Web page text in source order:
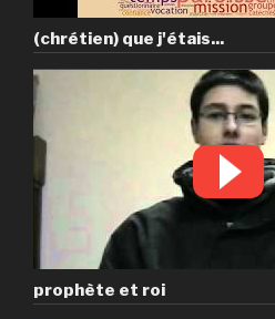
(chrétien) que j'étais...
prophète et roi